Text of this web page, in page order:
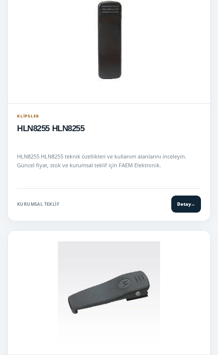
KLIPSLER
HLN8255 HLN8255
HLN8255 HLN8255 teknik özellikleri ve kullanım alanlarını inceleyin.
Güncel fiyat, stok ve kurumsal teklif için FAEM Elektronik.
KURUMSAL TEKLIF Detay→